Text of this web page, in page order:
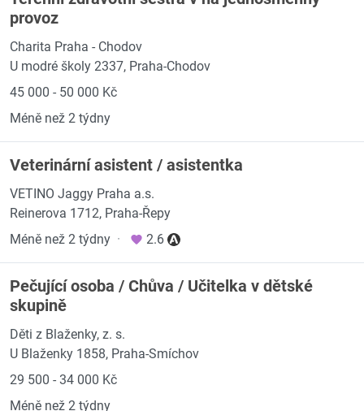
provoz
Charita Praha - Chodov
U modré školy 2337, Praha-Chodov
45 000 - 50 000 Kč
Méně než 2 týdny
Veterinární asistent / asistentka
VETINO Jaggy Praha a.s.
Reinerova 1712, Praha-Řepy
Méně než 2 týdny · 2.6
Pečující osoba / Chůva / Učitelka v dětské
skupině
Děti z Blaženky, z. s.
U Blaženky 1858, Praha-Smíchov
29 500 - 34 000 Kč
Méně než 2 týdny